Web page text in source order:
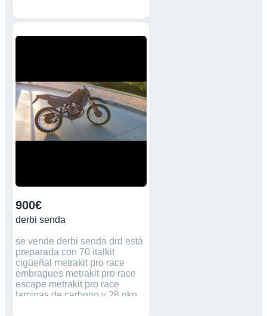
CULATIN,CAJA DE LAMINAS
24 KEING,UN ZEN POR
900€
derbi senda
se vende derbi senda drd está
preparada con 70 italkit
cigüeñal metrakit pro race
embragues metrakit pro race
escape metrakit pro race
laminas de carbono y 28 oko.